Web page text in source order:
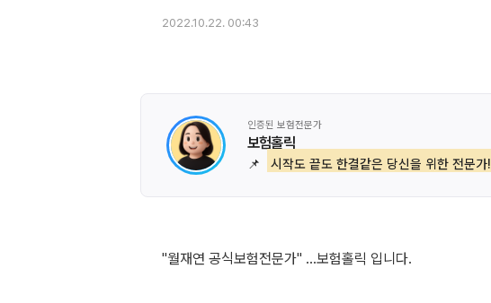
2022.10.22. 00:43
인증된 보험전문가
보험홀릭
📌 시작도 끝도 한결같은 당신을 위한 전문가!
"월재연 공식보험전문가" ...보험홀릭 입니다.